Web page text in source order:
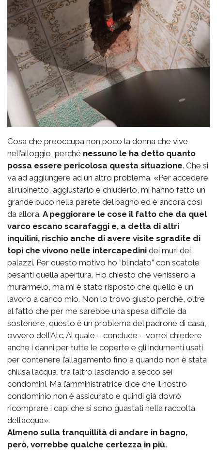
Cosa che preoccupa non poco la donna che vive
nell’alloggio, perché nessuno le ha detto quanto
possa essere pericolosa questa situazione. Che si
va ad aggiungere ad un altro problema. «Per accedere
al rubinetto, aggiustarlo e chiuderlo, mi hanno fatto un
grande buco nella parete del bagno ed è ancora così
da allora. A peggiorare le cose il fatto che da quel
varco escano scarafaggi e, a detta di altri
inquilini, rischio anche di avere visite sgradite di
topi che vivono nelle intercapedini dei muri dei
palazzi. Per questo motivo ho “blindato” con scatole
pesanti quella apertura. Ho chiesto che venissero a
murarmelo, ma mi è stato risposto che quello è un
lavoro a carico mio. Non lo trovo giusto perché, oltre
al fatto che per me sarebbe una spesa difficile da
sostenere, questo è un problema del padrone di casa,
ovvero dell’Atc. Al quale – conclude – vorrei chiedere
anche i danni per tutte le coperte e gli indumenti usati
per contenere l’allagamento fino a quando non è stata
chiusa l’acqua, tra l’altro lasciando a secco sei
condomini. Ma l’amministratrice dice che il nostro
condominio non è assicurato e quindi già dovrò
ricomprare i capi che si sono guastati nella raccolta
dell’acqua».
Almeno sulla tranquillità di andare in bagno,
però, vorrebbe qualche certezza in più.